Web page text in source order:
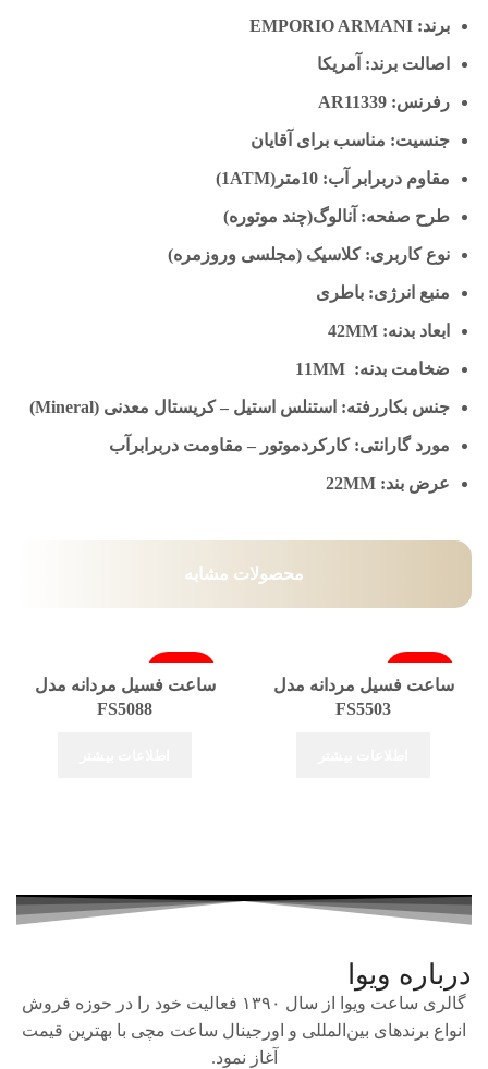
برند: EMPORIO ARMANI
اصالت برند: آمریکا
رفرنس: AR11339
جنسیت: مناسب برای آقایان
مقاوم دربرابر آب: 10متر(1ATM)
طرح صفحه: آنالوگ(چند موتوره)
نوع کاربری: کلاسیک (مجلسی وروزمره)
منبع انرژی: باطری
ابعاد بدنه: 42MM
ضخامت بدنه: 11MM
جنس بکاررفته: استنلس استیل – کریستال معدنی (Mineral)
مورد گارانتی: کارکردموتور – مقاومت دربرابرآب
عرض بند: 22MM
محصولات مشابه
فروخته شد
ساعت فسیل مردانه مدل
FS5503
فروخته شد
ساعت فسیل مردانه مدل
FS5088
درباره ویوا
گالری ساعت ویوا از سال ۱۳۹۰ فعالیت خود را در حوزه فروش
انواع برندهای بین‌المللی و اورجینال ساعت مچی با بهترین قیمت
آغاز نمود.